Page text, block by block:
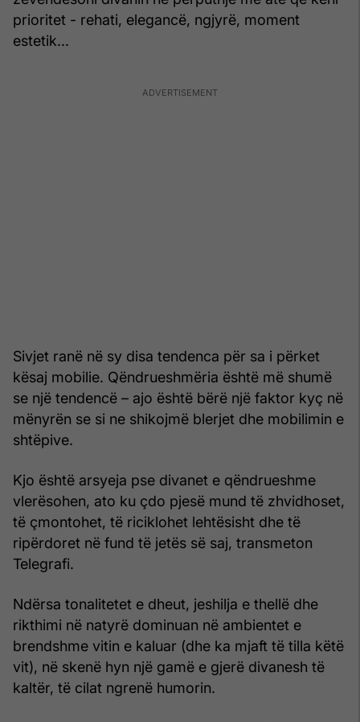
prioritet - rehati, elegancë, ngjyrë, moment
estetik...
Sivjet ranë në sy disa tendenca për sa i përket
kësaj mobilie. Qëndrueshmëria është më shumë
se një tendencë – ajo është bërë një faktor kyç në
mënyrën se si ne shikojmë blerjet dhe mobilimin e
shtëpive.
Kjo është arsyeja pse divanet e qëndrueshme
vlerësohen, ato ku çdo pjesë mund të zhvidhoset,
të çmontohet, të riciklohet lehtësisht dhe të
ripërdoret në fund të jetës së saj, transmeton
Telegrafi.
Ndërsa tonalitetet e dheut, jeshilja e thellë dhe
rikthimi në natyrë dominuan në ambientet e
brendshme vitin e kaluar (dhe ka mjaft të tilla këtë
vit), në skenë hyn një gamë e gjerë divanesh të
kaltër, të cilat ngrenë humorin.